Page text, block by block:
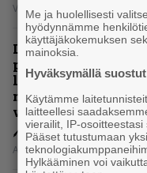
Vesa Siltanen
Levyarvio:
paluualbumi 32
levytyksen jälkeen
mitenkään täyttää
voiko?
Aki Nuopponen
Me ja huolellisesti
hyödynnämme
käyttäjäkokemuksen
mainoksia.
Hyväksymällä
Käytämme
laitteellesi
vierailit, IP-osoitteestasi
Pääset tutustumaan
Hylkääminen voi